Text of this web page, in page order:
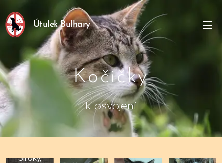
Útulek Bulhary
Kočičky
...k osvojení...
Široký,